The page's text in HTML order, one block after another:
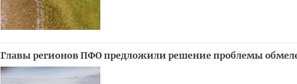
Главы регионов ПФО предложили решение проблемы